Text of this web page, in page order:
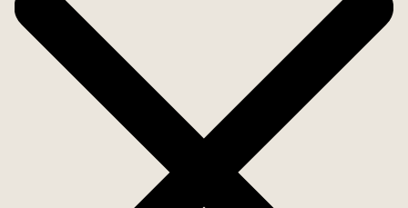
Välkommen till ett hem att trivas i, med naturen
precis utanför fönstret!